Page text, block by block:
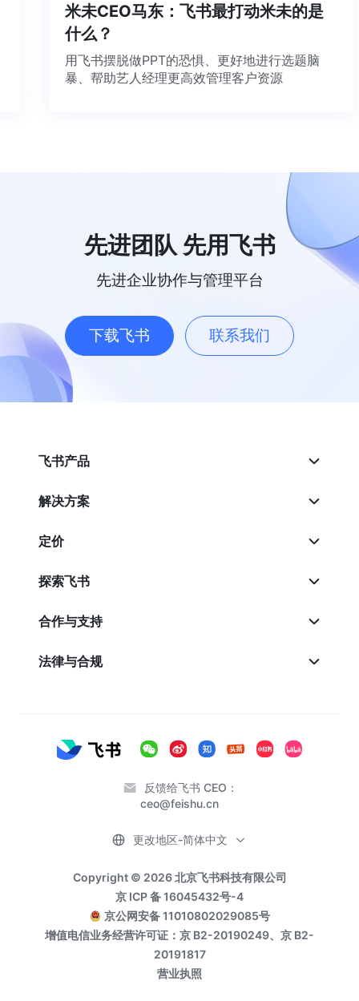
米未CEO马东：飞书最打动米未的是
什么？
用飞书摆脱做PPT的恐惧、更好地进行选题脑
暴、帮助艺人经理更高效管理客户资源
先进团队 先用飞书
先进企业协作与管理平台
下载飞书 联系我们
飞书产品
解决方案
定价
探索飞书
合作与支持
法律与合规
反馈给飞书 CEO：
ceo@feishu.cn
Copyright © 2026 北京飞书科技有限公司
京 ICP 备 16045432号-4
京公网安备 11010802029085号
增值电信业务经营许可证：京 B2-20190249、京 B2-
20191817
营业执照
更改地区-简体中文